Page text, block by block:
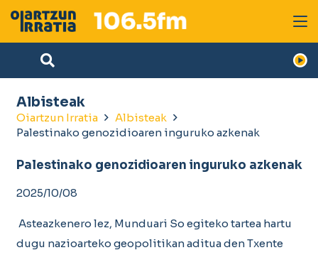
Albisteak
Oiartzun Irratia
Albisteak
Palestinako genozidioaren inguruko azkenak
Palestinako genozidioaren inguruko azkenak
2025/10/08
Asteazkenero lez, Munduari So egiteko tartea hartu
dugu nazioarteko geopolitikan aditua den Txente